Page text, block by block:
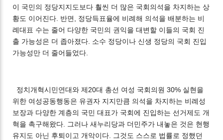
이 국민의 정당지지도보다 훨씬 더 많은 국회의석을 차지하는 상
황도 이어진다. 반면, 정당득표율에 비례해 의석을 배분하는 비
례대표 수는 줄어 다양한 국민의 권익을 대변할 이들의 국회 진
출 가능성은 더 좁아졌다. 소수 정당이나 신생 정당의 국회 진입
가능성만 더 줄어들었다.
정치개혁시민연대와 제20대 총선 여성 국회의원 30% 실현을
위한 여성공동행동은 유권자 지지만큼 의석을 차지하는 비례성
보장과 다양한 계층의 국민 대표가 국회에 진입하는 선거제도 개
혁을 촉구해왔다. 그러나 새누리당과 더민주가 내놓은 것은 현행
유지도 아닌 후퇴이고 개악이다. 그것도 스스로 법률로 정했던